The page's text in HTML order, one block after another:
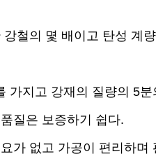
강철의 몇 배이고 탄성 계
가지고 강재의 질량의 5
질은 보증하기 쉽다.
가 없고 가공이 편리하며